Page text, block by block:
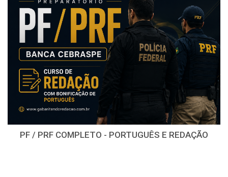
PF / PRF COMPLETO - PORTUGUÊS E REDAÇÃO